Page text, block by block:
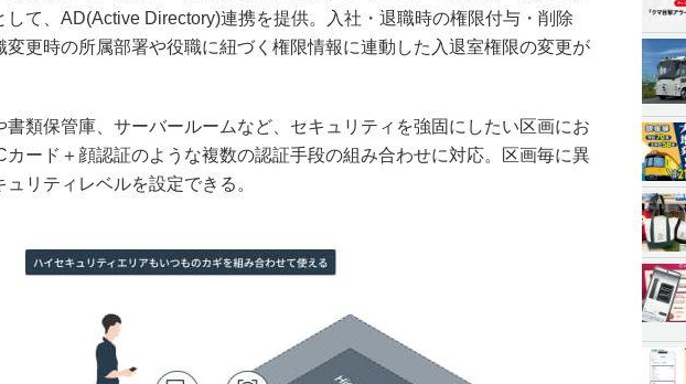
して、AD(Active Directory)連携を提供。入社・退職時の権限付与・削除
変更時の所属部署や役職に紐づく権限情報に連動した入退室権限の変更が
書類保管庫、サーバールームなど、セキュリティを強固にしたい区画にお
カード＋顔認証のような複数の認証手段の組み合わせに対応。区画毎に異
ュリティレベルを設定できる。